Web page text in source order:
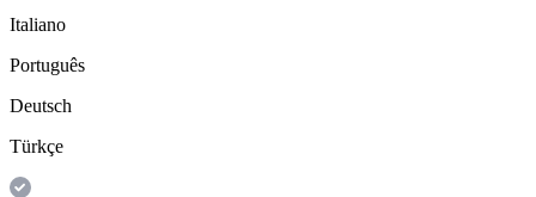
Italiano
Português
Deutsch
Türkçe